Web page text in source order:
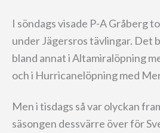
I söndags visade P-A Gråberg
under Jägersros tävlingar. Det
bland annat i Altamiralöpning
och i Hurricanelöpning med
Men i tisdags så var olyckan
säsongen dessvärre över för